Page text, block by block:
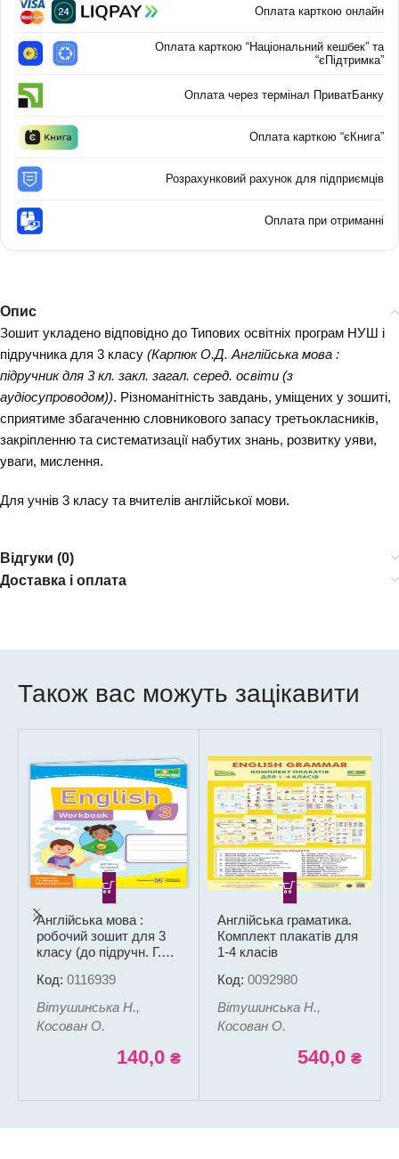
Оплата карткою онлайн
Оплата карткою “Національний кешбек” та
“єПідтримка”
Оплата через термінал ПриватБанку
Оплата карткою “єКнига”
Розрахунковий рахунок для підприємців
Оплата при отриманні
Опис
Зошит укладено відповідно до Типових освітніх програм НУШ і
підручника для 3 класу (Карпюк О.Д. Англійська мова :
підручник для 3 кл. закл. загал. серед. освіти (з
аудіосупроводом)). Різноманітність завдань, уміщених у зошиті,
сприятиме збагаченню словникового запасу третьокласників,
закріпленню та систематизації набутих знань, розвитку уяви,
уваги, мислення.
Для учнів 3 класу та вчителів англійської мови.
Відгуки (0)
Доставка і оплата
Також вас можуть зацікавити
Англійська мова :
робочий зошит для 3
класу (до підручн. Г.
Малкогіанні)
Код: 0116939
Вітушинська Н.,
Косован О.
140,0 ₴
Англійська граматика.
Комплект плакатів для
1-4 класів
Код: 0092980
Вітушинська Н.,
Косован О.
540,0 ₴